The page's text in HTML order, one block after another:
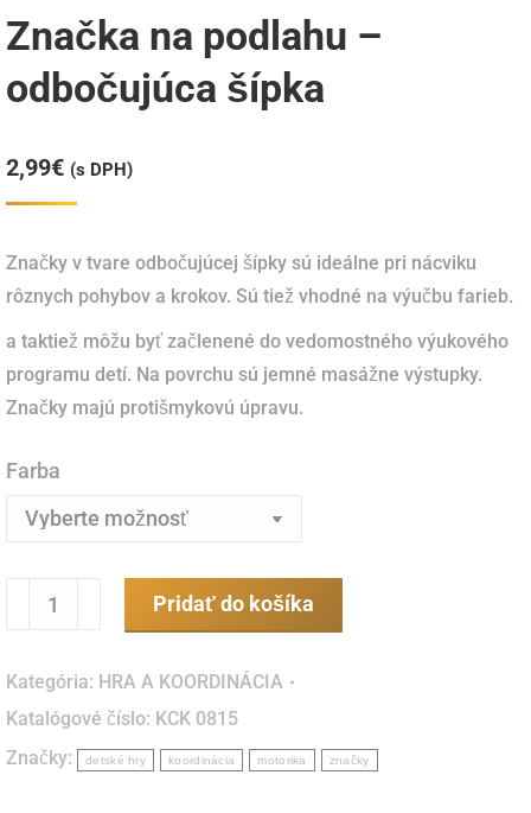
Značka na podlahu –
odbočujúca šípka
2,99€ (s DPH)
Značky v tvare odbočujúcej šípky sú ideálne pri nácviku
rôznych pohybov a krokov. Sú tiež vhodné na výučbu farieb.
a taktiež môžu byť začlenené do vedomostného výukového
programu detí. Na povrchu sú jemné masážne výstupky.
Značky majú protišmykovú úpravu.
Farba
množstvo
Značka
podlahu
-
odbočujúca
Pridať do košíka
Kategória: HRA A KOORDINÁCIA
Katalógové číslo: KCK 0815
Značky:
detské hry koordinácia motorika značky